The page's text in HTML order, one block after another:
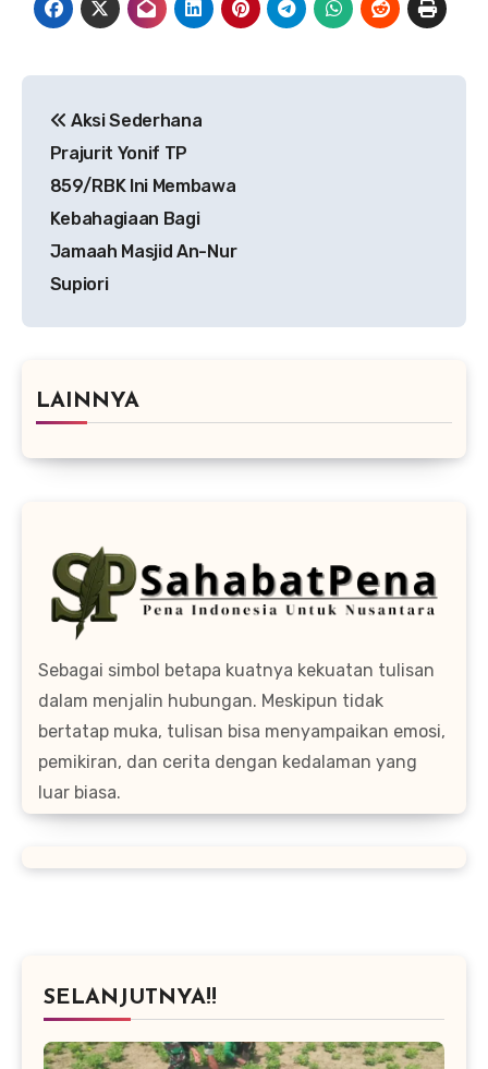
pos
Aksi Sederhana
Prajurit Yonif TP
859/RBK Ini Membawa
Kebahagiaan Bagi
Jamaah Masjid An-Nur
Supiori
LAINNYA
Sebagai simbol betapa kuatnya kekuatan tulisan
dalam menjalin hubungan. Meskipun tidak
bertatap muka, tulisan bisa menyampaikan emosi,
pemikiran, dan cerita dengan kedalaman yang
luar biasa.
SELANJUTNYA!!